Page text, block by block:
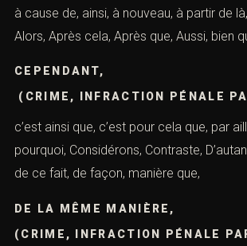
à cause de, ainsi, à nouveau, à partir de
Alors, Après cela, Après que, Aussi, bien
CEPENDANT,
(CRIME, INFRACTION PÉNALE
c’est ainsi que, c’est pour cela que, par
pourquoi, Considérons, Contraste,
de ce fait, de façon, manière que,
DE LA MÊME MANIÈRE,
(CRIME, INFRACTION PÉNALE